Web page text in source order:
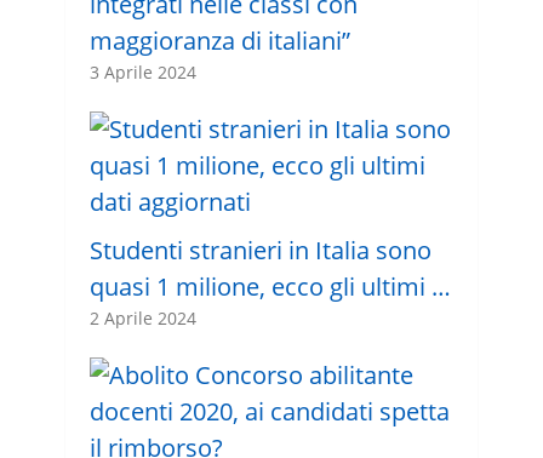
maggioranza di italiani”
3 Aprile 2024
Studenti stranieri in Italia sono
quasi 1 milione, ecco gli ultimi …
2 Aprile 2024